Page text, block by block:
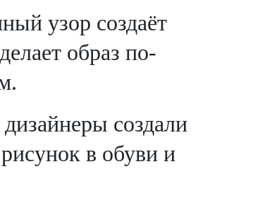
узор создаёт
образ по-
создали
в обуви и